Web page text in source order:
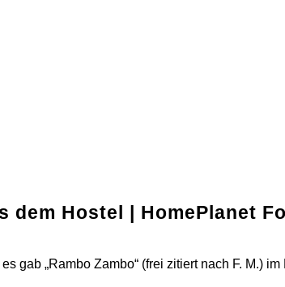
dem Hostel | HomePlanet
gab „Rambo Zambo“ (frei zitiert nach F. M.) im